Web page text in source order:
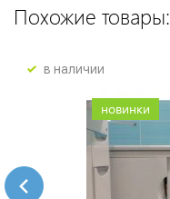
Похожие товары:
в наличии
новинки